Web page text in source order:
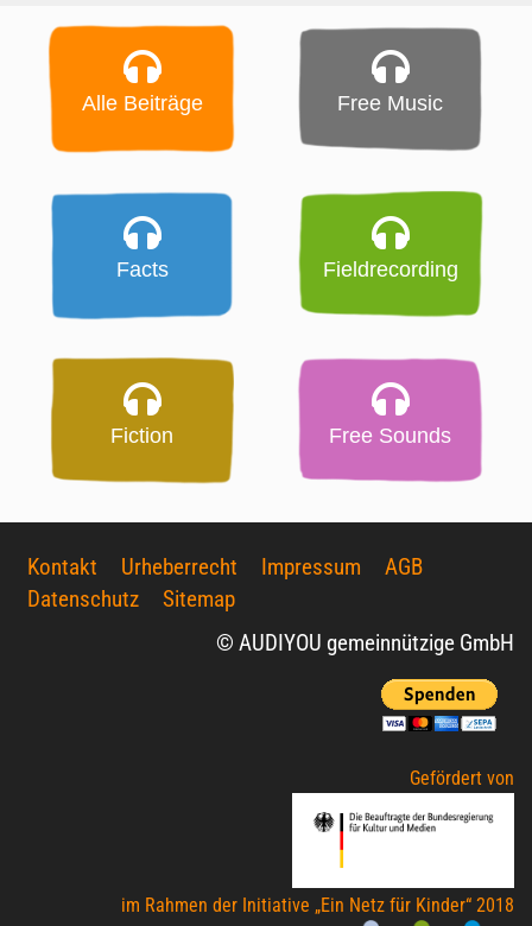
Alle Beiträge Free Music
Facts Fieldrecording
Fiction Free Sounds
Kontakt Urheberrecht Impressum
AGB
Datenschutz
Sitemap
© AUDIYOU gemeinnützige GmbH
Gefördert von
im Rahmen der Initiative „Ein Netz für Kinder“ 2018